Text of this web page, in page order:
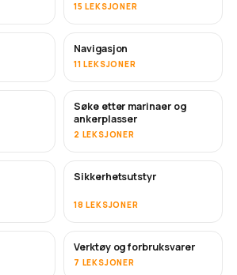
15 LEKSJONER
Navigasjon
11 LEKSJONER
Søke etter marinaer og
ankerplasser
2 LEKSJONER
Sikkerhetsutstyr
18 LEKSJONER
Verktøy og forbruksvarer
7 LEKSJONER